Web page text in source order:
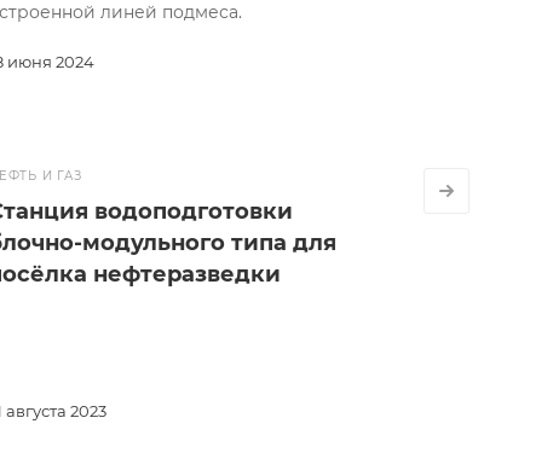
июня 2024
линей подмеса.
И ГАЗ
августа 2023
водоподготовки
модульного типа для
нефтеразведки